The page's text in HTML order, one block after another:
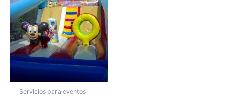
Servicios para eventos